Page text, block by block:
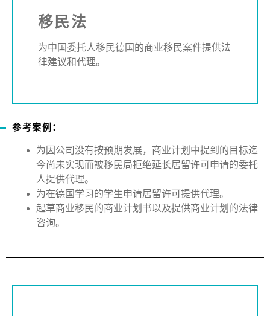
移民法
为中国委托人移民德国的商业移民案件提供法
律建议和代理。
参考案例：
为因公司没有按预期发展，商业计划中提到的目标迄
今尚未实现而被移民局拒绝延长居留许可申请的委托
人提供代理。
为在德国学习的学生申请居留许可提供代理。
起草商业移民的商业计划书以及提供商业计划的法律
咨询。